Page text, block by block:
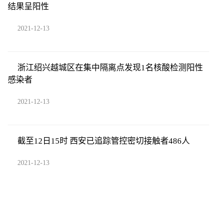
结果呈阳性
2021-12-13
浙江绍兴越城区在集中隔离点发现1名核酸检测阳性
感染者
2021-12-13
截至12日15时 西安已追踪管控密切接触者486人
2021-12-13